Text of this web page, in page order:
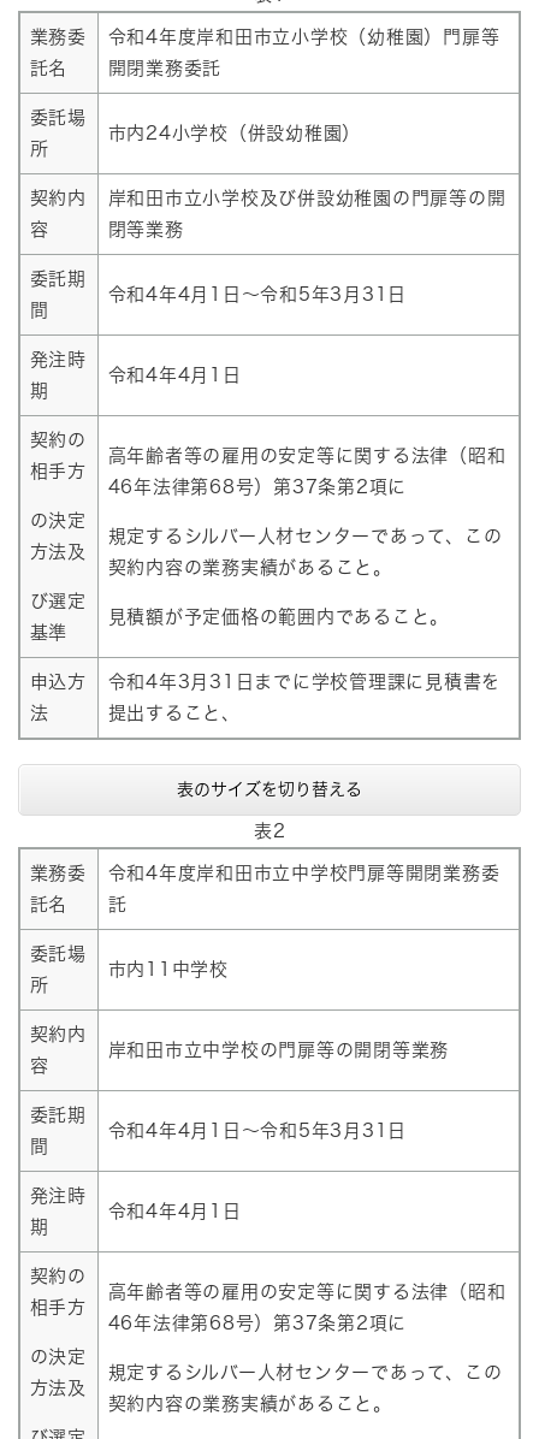
業務委
託名
令和4年度岸和田市立小学校（幼稚園）門扉等
開閉業務委託
委託場
所
市内24小学校（併設幼稚園）
契約内
容
岸和田市立小学校及び併設幼稚園の門扉等の開
閉等業務
委託期
間
令和4年4月1日～令和5年3月31日
発注時
期
令和4年4月1日
契約の
相手方
の決定
方法及
び選定
基準
高年齢者等の雇用の安定等に関する法律（昭和
46年法律第68号）第37条第2項に
規定するシルバー人材センターであって、この
契約内容の業務実績があること。
見積額が予定価格の範囲内であること。
申込方
法
令和4年3月31日までに学校管理課に見積書を
提出すること、
表のサイズを切り替える
表2
業務委
託名
令和4年度岸和田市立中学校門扉等開閉業務委
託
委託場
所
市内11中学校
契約内
容
岸和田市立中学校の門扉等の開閉等業務
委託期
間
令和4年4月1日～令和5年3月31日
発注時
期
令和4年4月1日
契約の
相手方
の決定
方法及
高年齢者等の雇用の安定等に関する法律（昭和
46年法律第68号）第37条第2項に
規定するシルバー人材センターであって、この
契約内容の業務実績があること。